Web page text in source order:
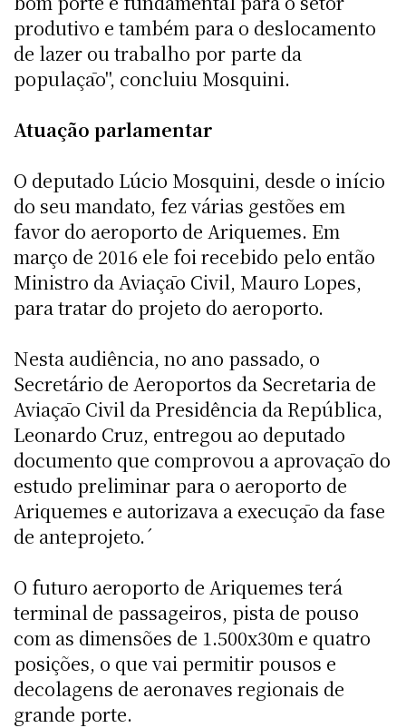
produtivo e também para o deslocamento
de lazer ou trabalho por parte da
populaçāo", concluiu Mosquini.
Atuação parlamentar
O deputado Lúcio Mosquini, desde o início
do seu mandato, fez várias gestões em
favor do aeroporto de Ariquemes. Em
março de 2016 ele foi recebido pelo então
Ministro da Aviaçāo Civil, Mauro Lopes,
para tratar do projeto do aeroporto.
Nesta audiência, no ano passado, o
Secretário de Aeroportos da Secretaria de
Aviaçāo Civil da Presidência da República,
Leonardo Cruz, entregou ao deputado
documento que comprovou a aprovaçāo do
estudo preliminar para o aeroporto de
Ariquemes e autorizava a execuçāo da fase
de anteprojeto.´
O futuro aeroporto de Ariquemes terá
terminal de passageiros, pista de pouso
com as dimensões de 1.500x30m e quatro
posições, o que vai permitir pousos e
decolagens de aeronaves regionais de
grande porte.